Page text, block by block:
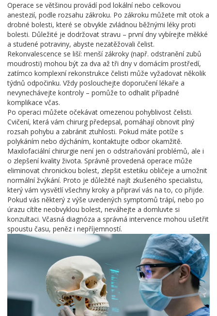
Operace se většinou provádí pod lokální nebo celkovou
anestezií, podle rozsahu zákroku. Po zákroku můžete mít otok a
drobné bolesti, které se obvykle zvládnou běžnými léky proti
bolesti. Důležité je dodržovat stravu – první dny vybírejte měkké
a studené potraviny, abyste nezatěžovali čelist.
Rekonvalescence se liší: menší zákroky (např. odstranění zubů
moudrosti) mohou být za dva až tři dny v domácím prostředí,
zatímco komplexní rekonstrukce čelisti může vyžadovat několik
týdnů odpočinku. Vždy poslouchejte doporučení lékaře a
nevynechávejte kontroly – pomůže to odhalit případné
komplikace včas.
Po operaci můžete očekávat omezenou pohyblivost čelisti.
Cvičení, která vám chirurg předepsal, pomáhají obnovit plný
rozsah pohybu a zabránit ztuhlosti. Pokud máte potíže s
polykáním nebo dýcháním, kontaktujte odbor okamžitě.
Maxilofaciální chirurgie není jen o odstraňování problémů, ale i
o zlepšení kvality života. Správně provedená operace může
eliminovat chronickou bolest, zlepšit estetiku obličeje a umožnit
normální žvýkání. Proto je důležité najít zkušeného specialistu,
který vám vysvětlí všechny kroky a připraví vás na to, co přijde.
Pokud vás některý z výše uvedených symptomů trápí, nebo po
úrazu cítíte neobvyklou bolest, neváhejte a domluvte si
konzultaci. Včasná diagnóza a správná intervence mohou ušetřit
spoustu času, peněz i nepříjemností.